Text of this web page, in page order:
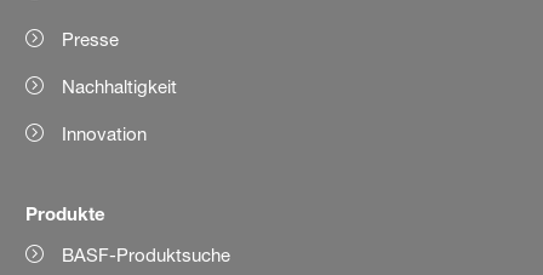
Presse
Nachhaltigkeit
Innovation
Produkte
BASF-Produktsuche